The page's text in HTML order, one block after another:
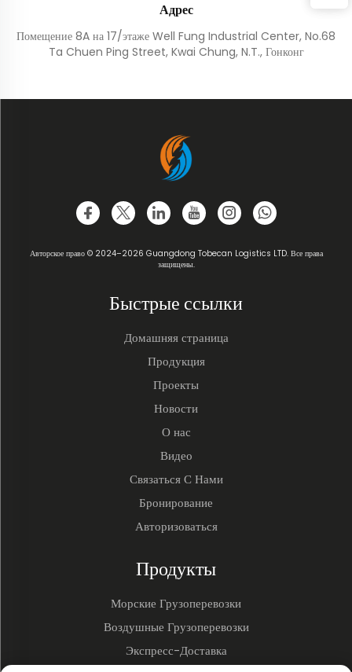
Адрес
Помещение 8A на 17/этаже Well Fung Industrial Center, No.68
Ta Chuen Ping Street, Kwai Chung, N.T., Гонконг
Авторское право © 2024–2026 Guangdong Tobecan Logistics LTD. Все права
защищены.
Быстрые ссылки
Домашняя страница
Продукция
Проекты
Новости
О нас
Видео
Связаться С Нами
Бронирование
Авторизоваться
Продукты
Морские Грузоперевозки
Воздушные Грузоперевозки
Экспресс-Доставка